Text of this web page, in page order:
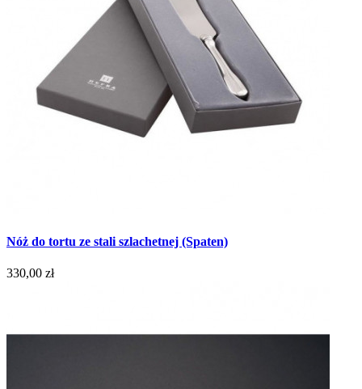
Nóż do tortu ze stali szlachetnej (Spaten)
330,00 zł